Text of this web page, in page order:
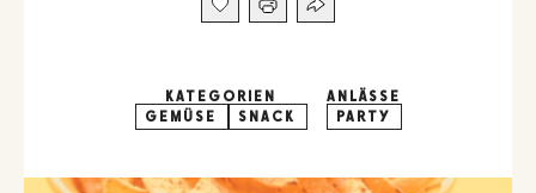
KATEGORIEN
GEMÜSE
SNACK
ANLÄSSE
PARTY